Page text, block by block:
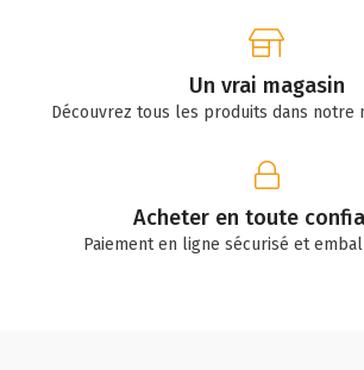
Un vrai magasin
Découvrez tous les produits dans notre
Acheter en toute
Paiement en ligne sécurisé et